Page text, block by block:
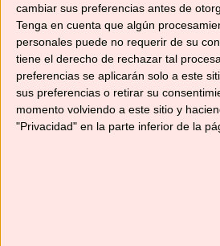
cambiar sus preferencias antes de
Tenga en cuenta que algún
personales puede no requerir de su
tiene el derecho de rechazar tal
preferencias se aplicarán solo a este
sus preferencias o retirar su
momento volviendo a este sitio y
"Privacidad" en la parte inferior de la
YouTube